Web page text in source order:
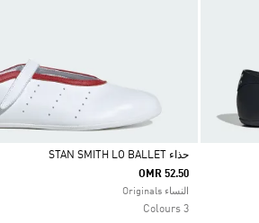
Selected
حذاء STAN SMITH LO BALLET
OMR 52.50
النساء Originals
3 Colours